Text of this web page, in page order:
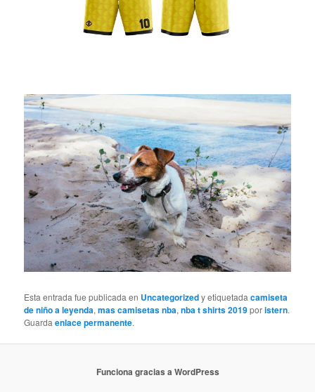
Esta entrada fue publicada en Uncategorizedy etiquetadacamiseta
de niño a leyenda,mas camisetas nba,nba t shirts 2019poristern.
Guardaenlace permanente.
Funciona gracias a WordPress